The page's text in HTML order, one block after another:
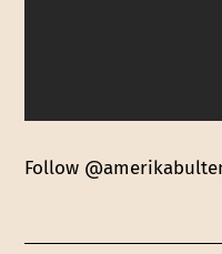
Follow